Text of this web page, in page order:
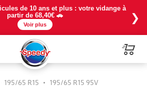
de 10 ans et plus : votre vidange à
partir de 68,40€ 🚗
Voir plus
❯
195/65 R15 • 195/65 R15 95V